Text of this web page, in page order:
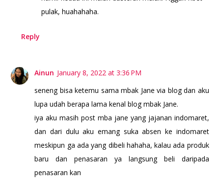
pulak, huahahaha.
Reply
Ainun January 8, 2022 at 3:36 PM
seneng bisa ketemu sama mbak Jane via blog dan aku
lupa udah berapa lama kenal blog mbak Jane.
iya aku masih post mba jane yang jajanan indomaret,
dan dari dulu aku emang suka absen ke indomaret
meskipun ga ada yang dibeli hahaha, kalau ada produk
baru dan penasaran ya langsung beli daripada
penasaran kan